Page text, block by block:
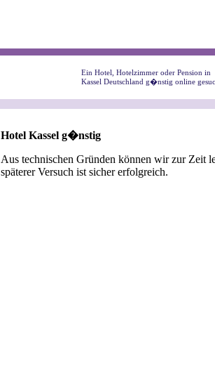
Ein Hotel, Hotelzimmer oder Pension in
Kassel Deutschland g�nstig online
Hotel Kassel g�nstig
Aus technischen Gründen können wir zur Zeit
späterer Versuch ist sicher erfolgreich.